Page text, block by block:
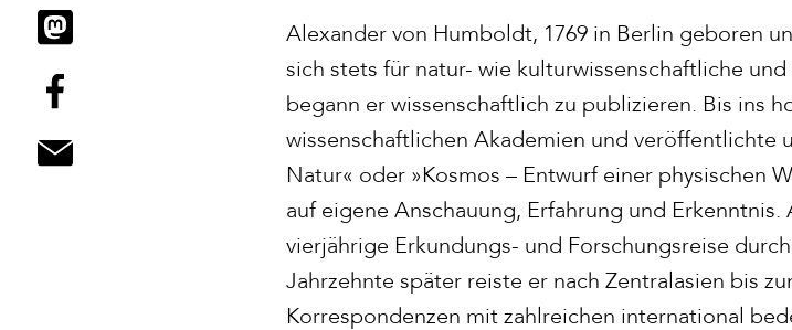
Alexander von Humboldt, 1769 in Berlin geboren
sich stets für natur- wie kulturwissenschaftliche
begann er wissenschaftlich zu publizieren. Bis ins
wissenschaftlichen Akademien und veröffentlichte
Natur« oder »Kosmos – Entwurf einer physischen
auf eigene Anschauung, Erfahrung und
vierjährige Erkundungs- und Forschungsreise
Jahrzehnte später reiste er nach Zentralasien bis
Korrespondenzen mit zahlreichen international